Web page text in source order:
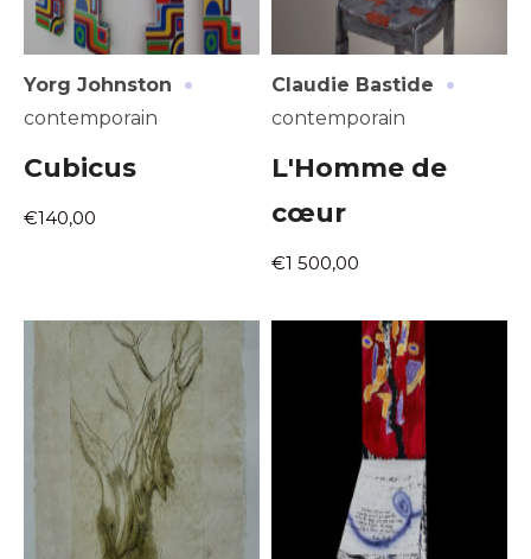
Yorg Johnston ·
contemporain
Cubicus
€140,00
Claudie Bastide ·
contemporain
L'Homme de
cœur
€1 500,00